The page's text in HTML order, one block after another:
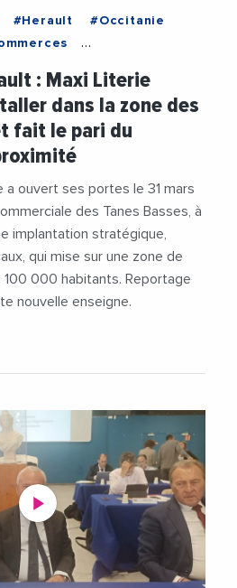
#Herault
#Occitanie
#Videos
: Maxi Literie
dans la zone des
fait le pari du
a ouvert ses portes le 31 mars
des Tanes Basses, à
implantation stratégique,
qui mise sur une zone de
100 000 habitants. Reportage
nouvelle enseigne.